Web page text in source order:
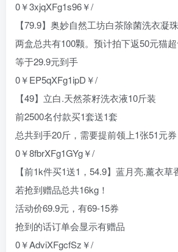
0￥3xjqXFg1s96￥/
【79.9】奥妙自然工坊白茶除菌洗衣凝
两盒总共有100颗。预计拍下返50元猫
等于29.9元到手
0￥EP5qXFg1ipD￥/
【49】立白.天然茶籽洗衣液10斤装
前2500名付款买1套送1套
总共到手20斤，需要提前领上1张51元券
0￥8fbrXFg1GYg￥/
【前1k件买1送1，54.9】蓝月亮.薰衣草
若抢到赠品总共16kg！
活动价69.9元，有69-15券
抢到的话订单会显示有赠品
0￥AdviXFgcfSz￥/